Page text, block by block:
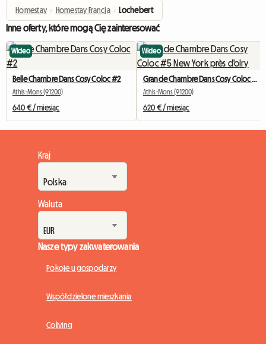
Homestay › Homestay Francja › Lochebert
Inne oferty, które mogą Cię zainteresować
Wideo
Belle Chambre Dans Cosy Coloc #2
Athis-Mons (91200)
640 € / miesiąc
Wideo
Athis-Mons (91200)
620 € / miesiąc
Kraj
Waluta
Nasze typy zakwaterowania
Pokoje u gospodarzy
Współdzielone mieszkania
Coliving